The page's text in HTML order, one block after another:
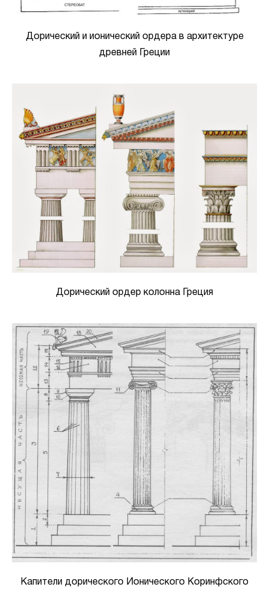
Дорический и ионический ордера в архитектуре
древней Греции
Дорический ордер колонна Греция
Капители дорического Ионического Коринфского